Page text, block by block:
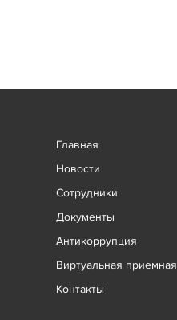
Главная
Новости
Сотрудники
Документы
Антикоррупция
Виртуальная приемная
Контакты